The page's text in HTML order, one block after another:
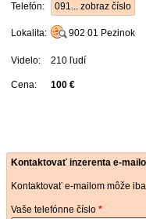
Telefón: 091... zobraz číslo
Lokalita: 902 01 Pezinok
Videlo: 210 ľudí
Cena: 100 €
Kontaktovať inzerenta e-
Kontaktovať e-mailom môže
Vaše telefónne číslo *